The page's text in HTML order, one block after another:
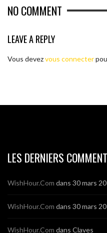
NO COMMENT
LEAVE A REPLY
Vous devezvous connecter
LES DERNIERS
WishHour.Com dans 30 mars
WishHour.Com dans 30 mars
WishHour.Com dans Claves